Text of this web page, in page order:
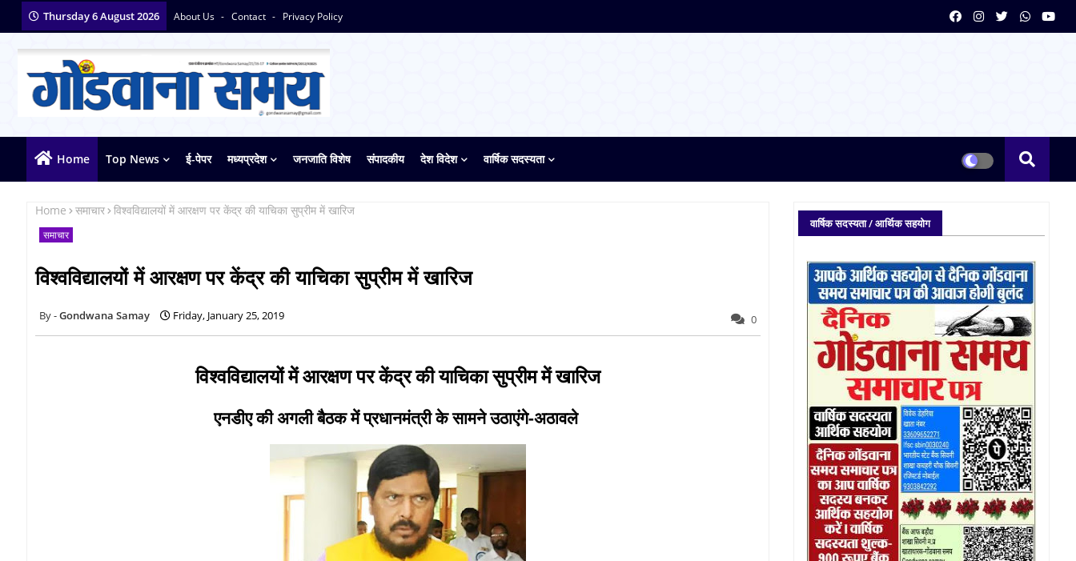
Thursday 6 August 2026 About Us Contact Privacy Policy
Home Top News ई-पेपर मध्यप्रदेश जनजाति विशेष संपादकीय देश विदेश वार्षिक सदस्यता
Home समाचार विश्वविद्यालयों में आरक्षण पर केंद्र की याचिका सुप्रीम में खारिज
समाचार
विश्वविद्यालयों में आरक्षण पर केंद्र की याचिका सुप्रीम में खारिज
Gondwana Samay Friday, January 25, 2019 0
विश्वविद्यालयों में आरक्षण पर केंद्र की याचिका सुप्रीम में खारिज
एनडीए की अगली बैठक में प्रधानमंत्री के सामने उठाएंगे-अठावले
वार्षिक सदस्यता / आर्थिक सहयोग